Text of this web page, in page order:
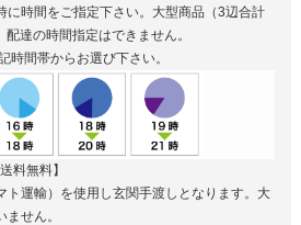
に時間をご指定下さい。大型商品（3辺合計
達の時間指定はできません。
時間帯からお選び下さい。
料無料】
ト運輸）を使用し玄関手渡しとなります。大
せん。